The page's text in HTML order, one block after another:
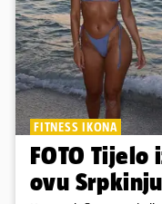
FITNESS IKONA
FOTO Tijelo
ovu